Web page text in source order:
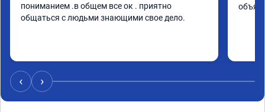
пониманием .в общем все ок . приятно
общаться с людьми знающими свое дело.
‹ ›